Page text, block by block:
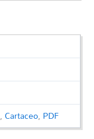
,Cartaceo, PDF